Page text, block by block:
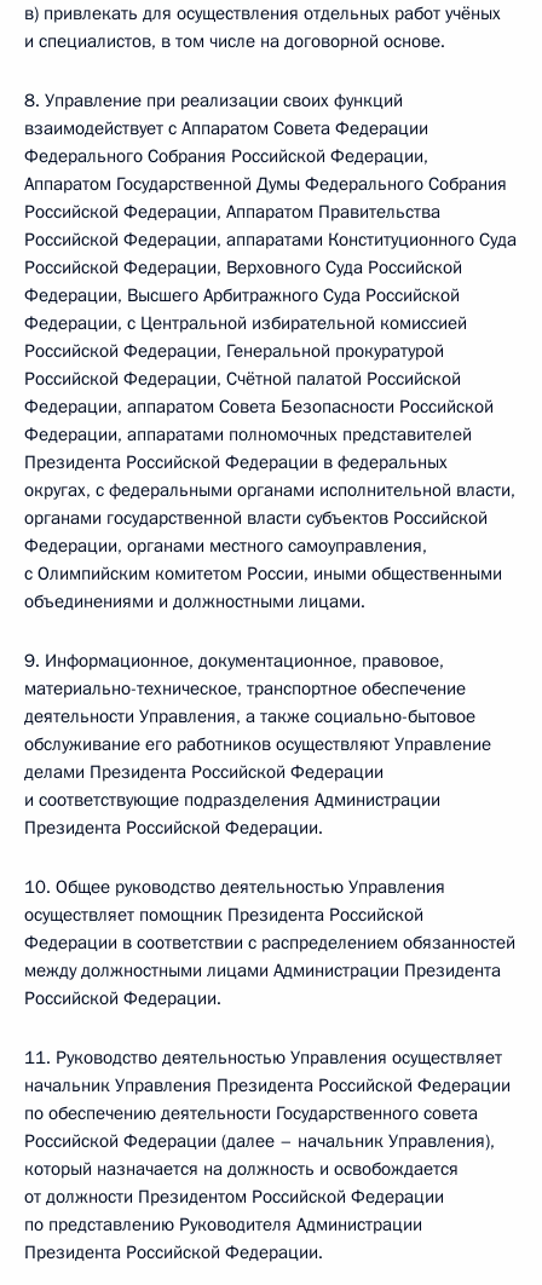
в) привлекать для осуществления отдельных работ учёных
и специалистов, в том числе на договорной основе.
8. Управление при реализации своих функций
взаимодействует с Аппаратом Совета Федерации
Федерального Собрания Российской Федерации,
Аппаратом Государственной Думы Федерального Собрания
Российской Федерации, Аппаратом Правительства
Российской Федерации, аппаратами Конституционного Суда
Российской Федерации, Верховного Суда Российской
Федерации, Высшего Арбитражного Суда Российской
Федерации, с Центральной избирательной комиссией
Российской Федерации, Генеральной прокуратурой
Российской Федерации, Счётной палатой Российской
Федерации, аппаратом Совета Безопасности Российской
Федерации, аппаратами полномочных представителей
Президента Российской Федерации в федеральных
округах, с федеральными органами исполнительной власти,
органами государственной власти субъектов Российской
Федерации, органами местного самоуправления,
с Олимпийским комитетом России, иными общественными
объединениями и должностными лицами.
9. Информационное, документационное, правовое,
материально-техническое, транспортное обеспечение
деятельности Управления, а также социально-бытовое
обслуживание его работников осуществляют Управление
делами Президента Российской Федерации
и соответствующие подразделения Администрации
Президента Российской Федерации.
10. Общее руководство деятельностью Управления
осуществляет помощник Президента Российской
Федерации в соответствии с распределением обязанностей
между должностными лицами Администрации Президента
Российской Федерации.
11. Руководство деятельностью Управления осуществляет
начальник Управления Президента Российской Федерации
по обеспечению деятельности Государственного совета
Российской Федерации (далее – начальник Управления),
который назначается на должность и освобождается
от должности Президентом Российской Федерации
по представлению Руководителя Администрации
Президента Российской Федерации.